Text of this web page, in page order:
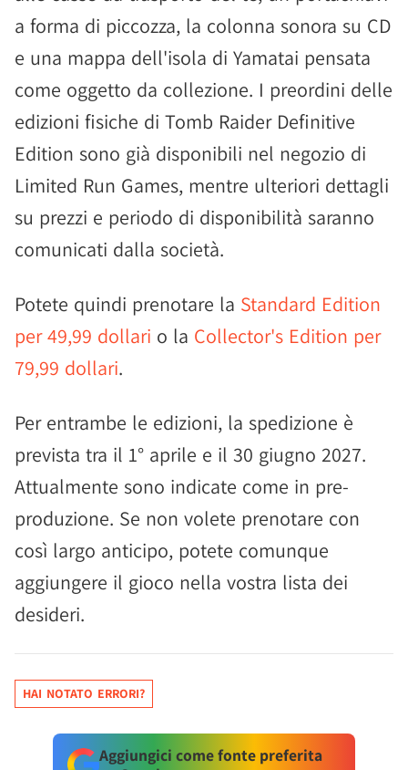
a forma di piccozza, la colonna sonora su CD
e una mappa dell'isola di Yamatai pensata
come oggetto da collezione. I preordini delle
edizioni fisiche di Tomb Raider Definitive
Edition sono già disponibili nel negozio di
Limited Run Games, mentre ulteriori dettagli
su prezzi e periodo di disponibilità saranno
comunicati dalla società.
Potete quindi prenotare la Standard Edition
per 49,99 dollari o la Collector's Edition per
79,99 dollari.
Per entrambe le edizioni, la spedizione è
prevista tra il 1° aprile e il 30 giugno 2027.
Attualmente sono indicate come in pre-
produzione. Se non volete prenotare con
così largo anticipo, potete comunque
aggiungere il gioco nella vostra lista dei
desideri.
HAI NOTATO ERRORI?
Aggiungici come fonte preferita